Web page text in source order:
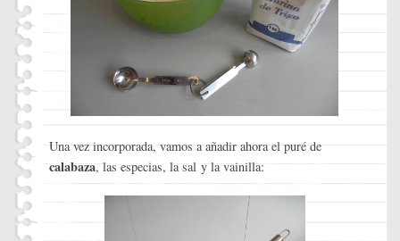
Una vez incorporada, vamos a añadir ahora el puré de
calabaza, las especias, la sal y la vainilla: